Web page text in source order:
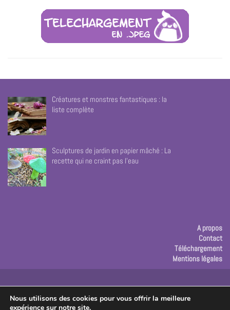
Créatures et monstres fantastiques : la
liste complète
Sculptures de jardin en papier mâché : La
recette qui ne craint pas l’eau
A propos
Contact
Téléchargement
Mentions légales
Nous utilisons des cookies pour vous offrir la meilleure
expérience sur notre site.